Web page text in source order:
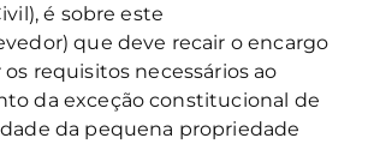
é sobre este
que deve recair o encargo
requisitos necessários ao
da exceção constitucional de
da pequena propriedade